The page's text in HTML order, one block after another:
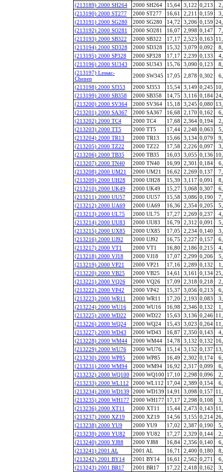
(213189) 2000 SH264
2000 SH264 15,64 3,122 0,213
(213190) 2000 ST277
2000 ST277 16,61 2,211 0,159
(213191) 2000 SG280
2000 SG280 14,72 3,206 0,159
(213192) 2000 SO281
2000 SO281 16,07 2,998 0,147
(213193) 2000 SB322
2000 SB322 17,17 2,523 0,163
(213194) 2000 SD328
2000 SD328 15,32 3,079 0,092
(213195) 2000 SP328
2000 SP328 17,17 2,239 0,133
(213196) 2000 SU343
2000 SU343 15,76 3,090 0,123
(213197) Lessac-
Chenen
2000 SW345 17,05 2,878 0,302
(213198) 2000 SJ353
2000 SJ353 15,54 3,149 0,245
(213199) 2000 SB358
2000 SB358 14,75 3,116 0,184
(213200) 2000 SV364
2000 SV364 15,18 3,245 0,080
(213201) 2000 SA367
2000 SA367 16,68 2,170 0,162
(213202) 2000 TC4
2000 TC4 17,68 2,364 0,194
(213203) 2000 TT5
2000 TT5 17,44 2,248 0,063
(213204) 2000 TR13
2000 TR13 15,66 3,134 0,079
(213205) 2000 TZ22
2000 TZ22 17,58 2,226 0,097
(213206) 2000 TB35
2000 TB35 16,03 3,055 0,136
(213207) 2000 TN40
2000 TN40 16,99 2,301 0,184
(213208) 2000 UM21
2000 UM21 16,62 2,269 0,137
(213209) 2000 UH28
2000 UH28 15,39 3,117 0,091
(213210) 2000 UK49
2000 UK49 15,27 3,068 0,307
(213211) 2000 UU57
2000 UU57 15,58 3,086 0,190
(213212) 2000 UA69
2000 UA69 16,36 2,354 0,205
(213213) 2000 UL75
2000 UL75 17,27 2,269 0,237
(213214) 2000 UU83
2000 UU83 16,79 2,312 0,091
(213215) 2000 UX85
2000 UX85 17,05 2,234 0,140
(213216) 2000 UJ92
2000 UJ92 16,75 2,227 0,157
(213217) 2000 VT1
2000 VT1 16,80 2,186 0,215
(213218) 2000 VJ18
2000 VJ18 17,07 2,299 0,206
(213219) 2000 VP21
2000 VP21 17,16 2,289 0,132
(213220) 2000 VB25
2000 VB25 14,61 3,161 0,134
(213221) 2000 VQ26
2000 VQ26 17,09 2,318 0,218
(213222) 2000 VP42
2000 VP42 15,37 3,056 0,213
(213223) 2000 WR11
2000 WR11 17,20 2,193 0,083
(213224) 2000 WU16
2000 WU16 16,98 2,346 0,132
(213225) 2000 WD22
2000 WD22 15,63 3,136 0,246
(213226) 2000 WQ24
2000 WQ24 15,43 3,023 0,264
(213227) 2000 WD43
2000 WD43 16,87 2,350 0,143
(213228) 2000 WM44
2000 WM44 14,78 3,132 0,132
(213229) 2000 WU76
2000 WU76 15,14 3,152 0,137
(213230) 2000 WP85
2000 WP85 16,49 2,302 0,174
(213231) 2000 WM94
2000 WM94 16,92 2,317 0,099
(213232) 2000 WQ100
2000 WQ100 17,10 2,298 0,096
(213233) 2000 WL112
2000 WL112 17,04 2,389 0,154
(213234) 2000 WD139
2000 WD139 14,91 3,098 0,157
(213235) 2000 WH177
2000 WH177 17,17 2,298 0,108
(213236) 2000 XT11
2000 XT11 15,44 2,473 0,143
(213237) 2000 XZ19
2000 XZ19 14,56 3,155 0,214
(213238) 2000 YU9
2000 YU9 17,02 2,387 0,190
(213239) 2000 YU82
2000 YU82 17,27 2,329 0,144
(213240) 2000 YJ88
2000 YJ88 16,84 2,356 0,140
(213241) 2001 AL
2001 AL 16,71 2,400 0,180
(213242) 2001 BY14
2001 BY14 16,61 2,562 0,271
(213243) 2001 BR17
2001 BR17 17,22 2,418 0,162